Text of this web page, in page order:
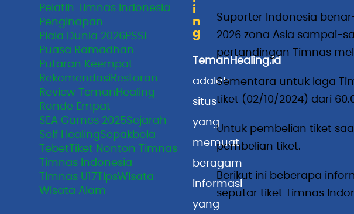
Suporter Indonesia
2026 zona Asia sampai-
pertandingan Timnas
Sementara untuk laga
tiket (02/10/2024) dari
Untuk pembelian tiket
pembelian tiket.
Berikut ini beberapa
seputar tiket Timnas
Pelatih Timnas Indonesia
Penginapan
Piala Dunia 2026PSSI
Puasa Ramadhan
Putaran Keempat
Rekomendasi Restoran
Review TemanHealing
Ronde Empat
SEA Games 2025Sejarah
Self HealingSepakbola
Tebet Tiket Nonton Timnas
Timnas Indonesia
Timnas U17 TipsWisata
Wisata Alam
i
n
g
TemanHealing.id
adalah
situs
yang
memuat
beragam
informasi
yang